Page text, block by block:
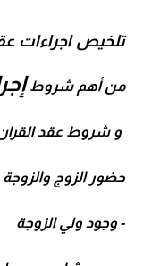
تلخيص اجراءات
من أهم شروط
و شروط عقد
حضور الزوج والزوجة
- وجود ولي الزوجة